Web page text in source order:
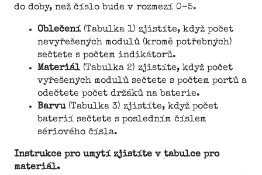
do doby, než číslo bude v rozmezí 0–5.
Oblečení(Tabulka 1) zjistíte, když počet
nevyřešených modulů (kromě potřebných)
sečtete s počtem indikátorů.
Materiál(Tabulka 2) zjistíte, když počet
vyřešených modulů sečtete s počtem portů a
odečtete počet držáků na baterie.
Barvu(Tabulka 3) zjistíte, když počet
baterií sečtete s posledním číslem
sériového čísla.
Instrukce pro umytí zjistíte v tabulce pro
materiál.